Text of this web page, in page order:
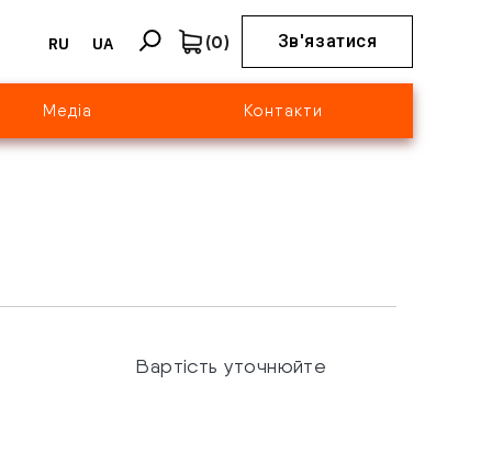
RU UA (0) Зв'язатися
Медіа Контакти
Вартість уточнюйте